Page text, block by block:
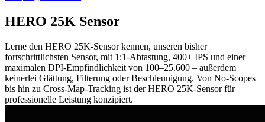
HERO 25K Sensor
Lerne den HERO 25K-Sensor kennen, unseren bisher
fortschrittlichsten Sensor, mit 1:1-Abtastung, 400+ IPS und einer
maximalen DPI-Empfindlichkeit von 100–25.600 – außerdem
keinerlei Glättung, Filterung oder Beschleunigung. Von No-Scopes
bis hin zu Cross-Map-Tracking ist der HERO 25K-Sensor für
professionelle Leistung konzipiert.